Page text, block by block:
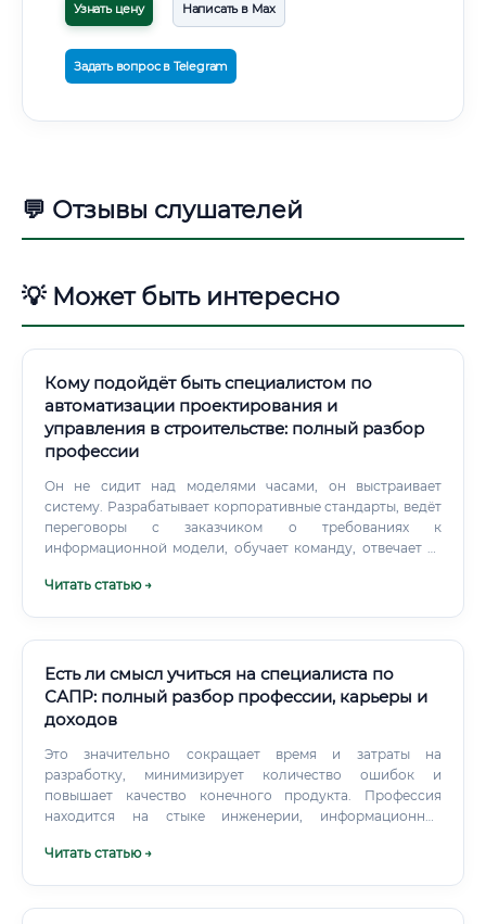
Узнать цену Написать в Max
Задать вопрос в Telegram
💬 Отзывы слушателей
💡 Может быть интересно
Кому подойдёт быть специалистом по
автоматизации проектирования и
управления в строительстве: полный разбор
профессии
Он не сидит над моделями часами, он выстраивает
систему. Разрабатывает корпоративные стандарты, ведёт
переговоры с заказчиком о требованиях к
информационной модели, обучает команду, отвечает за
Читать статью →
Есть ли смысл учиться на специалиста по
САПР: полный разбор профессии, карьеры и
доходов
Это значительно сокращает время и затраты на
разработку, минимизирует количество ошибок и
повышает качество конечного продукта. Профессия
находится на стыке инженерии, информационных
только техническими знаниями в своей отрасли
Читать статью →